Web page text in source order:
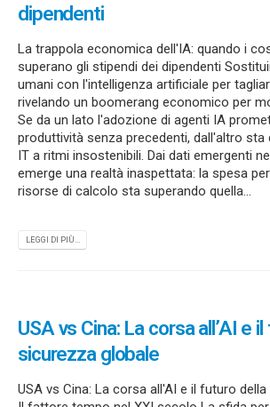
dipendenti
La trappola economica dell'IA: quando i
superano gli stipendi dei dipendenti
umani con l'intelligenza artificiale per
rivelando un boomerang economico per
Se da un lato l'adozione di agenti IA
produttività senza precedenti, dall'altro sta
IT a ritmi insostenibili. Dai dati emergenti
emerge una realtà inaspettata: la spesa
risorse di calcolo sta superando quella...
LEGGI DI PIÙ...
USA vs Cina: La corsa all’AI e
sicurezza globale
USA vs Cina: La corsa all'AI e il futuro